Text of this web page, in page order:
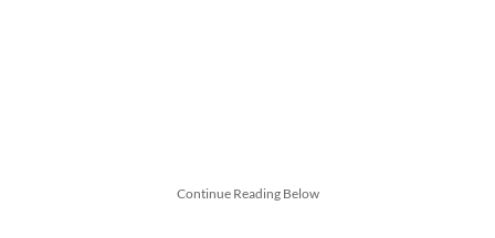
Continue Reading Below